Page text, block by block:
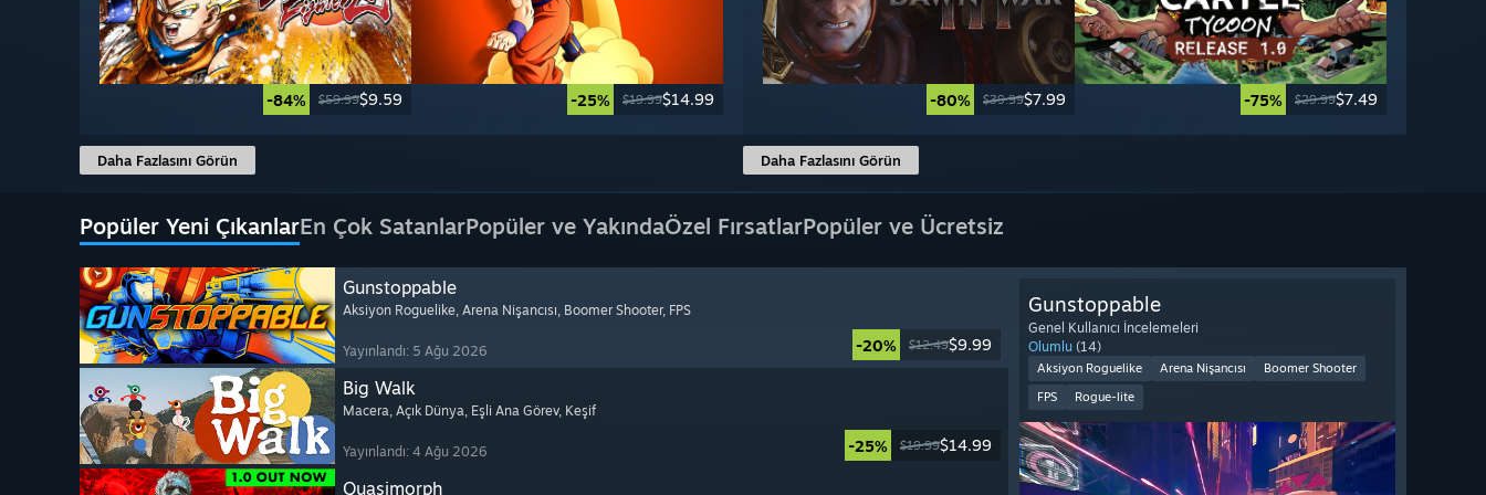
-84% $59.99$9.59 -25% $19.99$14.99
Daha Fazlasını Görün
-80% $39.99$7.99 -75% $29.99$7.49
Daha Fazlasını Görün
Popüler Yeni ÇıkanlarEn Çok SatanlarPopüler ve YakındaÖzel FırsatlarPopüler ve Ücretsiz
Gunstoppable
Aksiyon Roguelike, Arena Nişancısı, Boomer Shooter, FPS
Yayınlandı: 5 Ağu 2026 -20% $12.49$9.99
Big Walk
Macera, Açık Dünya, Eşli Ana Görev, Keşif
Yayınlandı: 4 Ağu 2026 -25% $19.99$14.99
Quasimorph
Gunstoppable
Genel Kullanıcı İncelemeleri
Olumlu (14)
Aksiyon Roguelike Arena Nişancısı
Boomer Shooter
FPS
Rogue-lite